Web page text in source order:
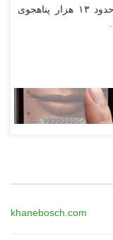
به گفته این سازمان تخمین زده می‌شود حدود ۱۳ هزار پناهجوی
khanebosch.com